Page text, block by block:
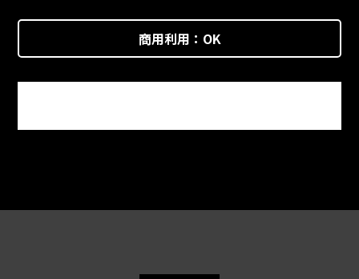
商用利用： OK